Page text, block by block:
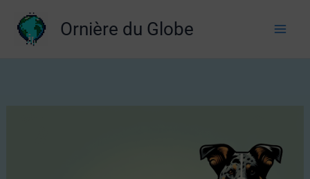
contenu
Ornière du Globe